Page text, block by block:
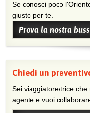
Se conosci poco
giusto per te.
Prova la nostra
Chiedi un
Sei viaggiatore/trice che non trova un’agenzia vicina o sei
agente e vuoi